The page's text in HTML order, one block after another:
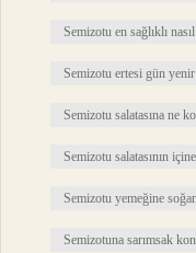
Semizotu en sağlıklı
Semizotu ertesi gün
Semizotu salatasına ne
Semizotu salatasının
Semizotu yemeğine
Semizotuna sarımsak